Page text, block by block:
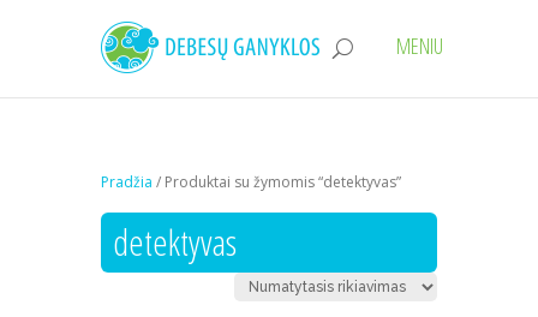
Pradžia / Produktai su žymomis “detektyvas”
detektyvas